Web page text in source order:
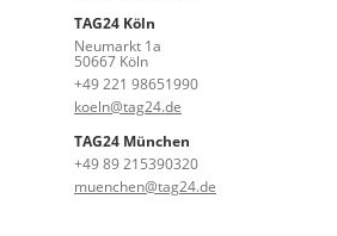
TAG24 Köln
Neumarkt 1a
50667 Köln
+49 221 98651990
koeln@tag24.de
TAG24 München
+49 89 215390320
muenchen@tag24.de